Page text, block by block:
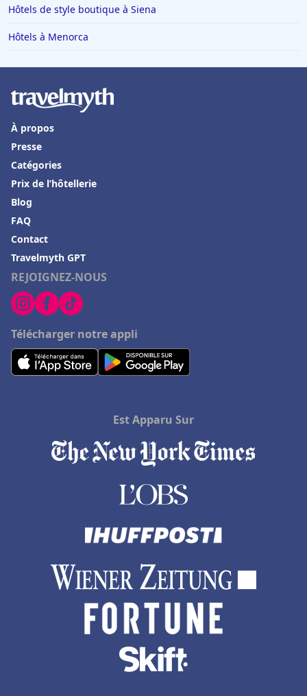
Hôtels de style boutique à Siena
Hôtels à Menorca
REJOIGNEZ-NOUS
Télécharger notre appli
À propos
Presse
Catégories
Prix de l’hôtellerie
Blog
FAQ
Contact
Travelmyth GPT
Est Apparu Sur